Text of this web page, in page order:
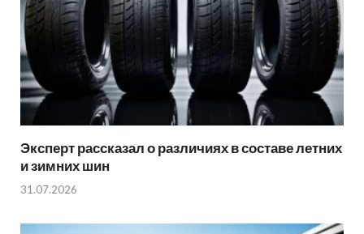
Эксперт рассказал о различиях в составе летних
и зимних шин
31.07.2026